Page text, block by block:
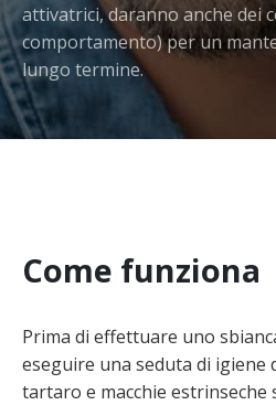
attivatrici, daranno anche dei
comportamento) per un
lungo termine.
Come funziona
Prima di effettuare uno
eseguire una seduta di igiene
tartaro e macchie estrinseche